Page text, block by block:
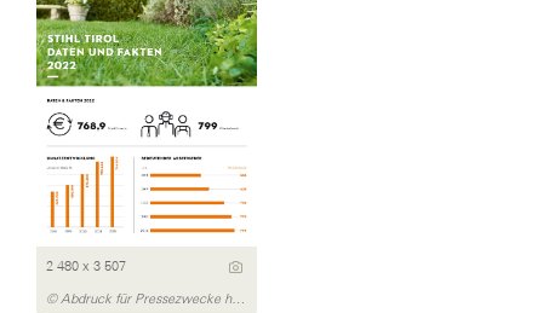
2 480 x 3 507
© Abdruck für Pressezwecke honorarfrei, Fotocredit: STIHL Tirol